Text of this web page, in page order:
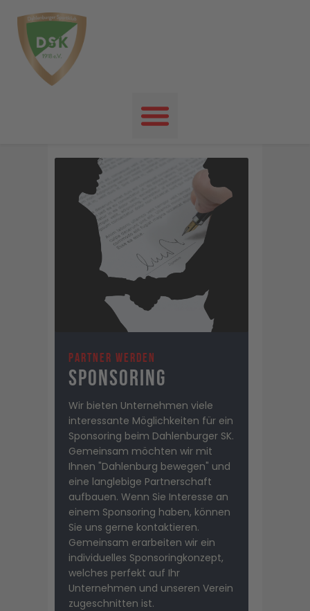
Events
Unser Verein
Unser Sport
Kontakt
Impressum
Datenschutz
Partner Werden
Sponsoring
Wir bieten Unternehmen viele
interessante Möglichkeiten für ein
Sponsoring beim Dahlenburger SK.
Gemeinsam möchten wir mit
Ihnen "Dahlenburg bewegen" und
eine langlebige Partnerschaft
aufbauen. Wenn Sie Interesse an
einem Sponsoring haben, können
Sie uns gerne kontaktieren.
Gemeinsam erarbeiten wir ein
individuelles Sponsoringkonzept,
welches perfekt auf Ihr
Unternehmen und unseren Verein
zugeschnitten ist.